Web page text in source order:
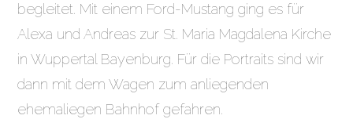
begleitet. Mit einem Ford-Mustang ging es für
Alexa und Andreas zur St. Maria Magdalena Kirche
in Wuppertal Bayenburg. Für die Portraits sind wir
dann mit dem Wagen zum anliegenden
ehemaliegen Bahnhof gefahren.